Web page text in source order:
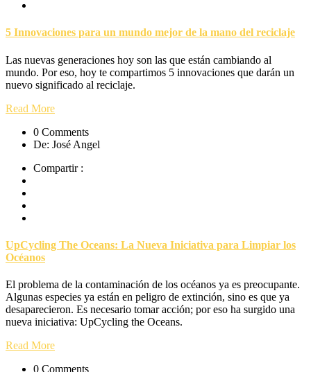
5 Innovaciones para un mundo mejor de la mano del reciclaje
Las nuevas generaciones hoy son las que están cambiando al
mundo. Por eso, hoy te compartimos 5 innovaciones que darán un
nuevo significado al reciclaje.
Read More
0 Comments
De: José Angel
Compartir :
UpCycling The Oceans: La Nueva Iniciativa para Limpiar los
Océanos
El problema de la contaminación de los océanos ya es preocupante.
Algunas especies ya están en peligro de extinción, sino es que ya
desaparecieron. Es necesario tomar acción; por eso ha surgido una
nueva iniciativa: UpCycling the Oceans.
Read More
0 Comments